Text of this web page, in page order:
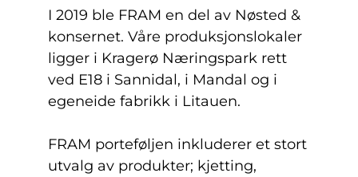
I 2019 ble FRAM en del av Nøsted &
konsernet. Våre produksjonslokaler
ligger i Kragerø Næringspark rett
ved E18 i Sannidal, i Mandal og i
egeneide fabrikk i Litauen.
FRAM porteføljen inkluderer et stort
utvalg av produkter; kjetting,